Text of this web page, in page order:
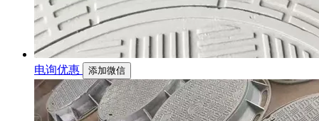
电询优惠 添加微信